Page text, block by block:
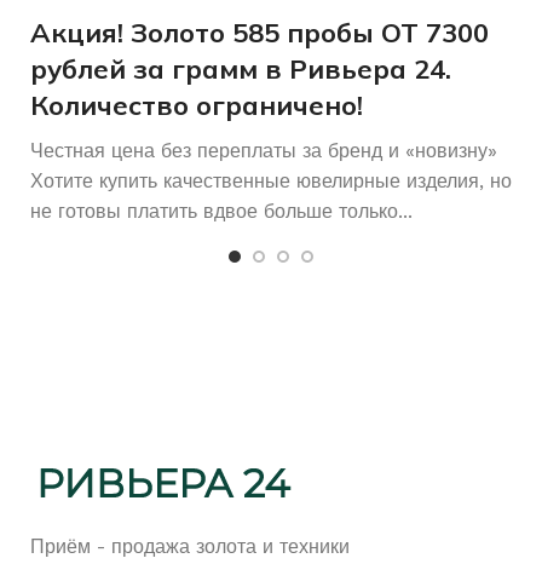
Акция! Золото 585 пробы ОТ 7300
рублей за грамм в Ривьера 24.
Количество ограничено!
Честная цена без переплаты за бренд и «новизну»
Хотите купить качественные ювелирные изделия, но
не готовы платить вдвое больше только...
Приём - продажа золота и техники